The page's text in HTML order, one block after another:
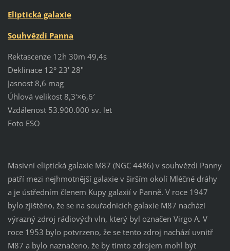
Eliptická galaxie
Souhvězdí Panna
Rektascenze 12h 30m 49,4s
Deklinace 12° 23' 28"
Jasnost 8,6 mag
Úhlová velikost 8,3′×6,6′
Vzdálenost 53.900.000 sv. let
Foto ESO
Masivní eliptická galaxie M87 (NGC 4486) v souhvězdí Panny
patří mezi nejhmotnější galaxie v širším okolí Mléčné dráhy
a je ústředním členem Kupy galaxií v Panně. V roce 1947
bylo zjištěno, že se na souřadnicích galaxie M87 nachází
výrazný zdroj rádiových vln, který byl označen Virgo A. V
roce 1953 bylo potvrzeno, že se tento zdroj nachází uvnitř
M87 a bylo naznačeno, že by tímto zdrojem mohl být